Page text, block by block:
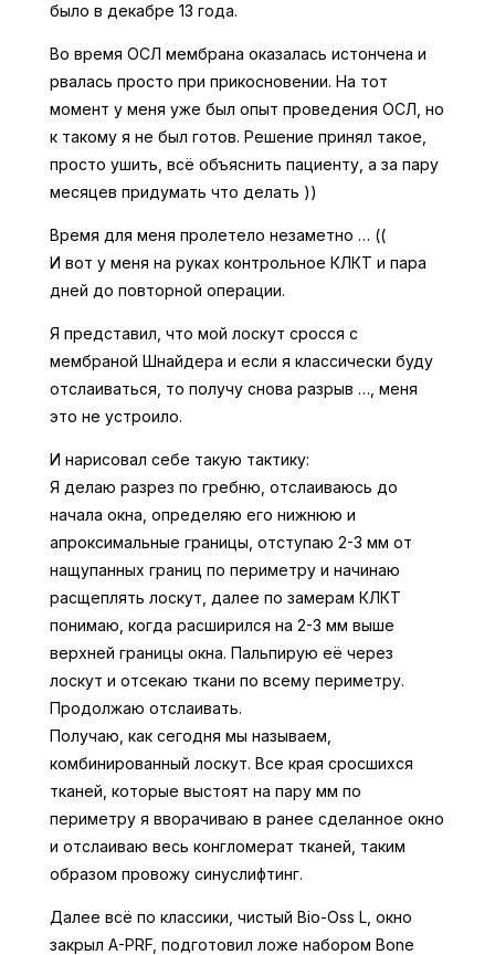
было в декабре 13 года.
Во время ОСЛ мембрана оказалась истончена и
рвалась просто при прикосновении. На тот
момент у меня уже был опыт проведения ОСЛ, но
к такому я не был готов. Решение принял такое,
просто ушить, всё объяснить пациенту, а за пару
месяцев придумать что делать ))
Время для меня пролетело незаметно … ((
И вот у меня на руках контрольное КЛКТ и пара
дней до повторной операции.
Я представил, что мой лоскут сросся с
мембраной Шнайдера и если я классически буду
отслаиваться, то получу снова разрыв …, меня
это не устроило.
И нарисовал себе такую тактику:
Я делаю разрез по гребню, отслаиваюсь до
начала окна, определяю его нижнюю и
апроксимальные границы, отступаю 2-3 мм от
нащупанных границ по периметру и начинаю
расщеплять лоскут, далее по замерам КЛКТ
понимаю, когда расширился на 2-3 мм выше
верхней границы окна. Пальпирую её через
лоскут и отсекаю ткани по всему периметру.
Продолжаю отслаивать.
Получаю, как сегодня мы называем,
комбинированный лоскут. Все края сросшихся
тканей, которые выстоят на пару мм по
периметру я вворачиваю в ранее сделанное окно
и отслаиваю весь конгломерат тканей, таким
образом провожу синуслифтинг.
Далее всё по классики, чистый Bio-Oss L, окно
закрыл A-PRF, подготовил ложе набором Bone